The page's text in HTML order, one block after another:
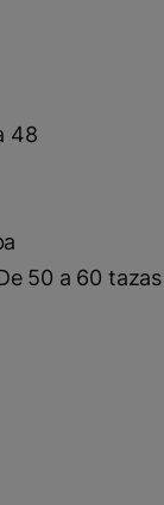
48
50 a 60 tazas